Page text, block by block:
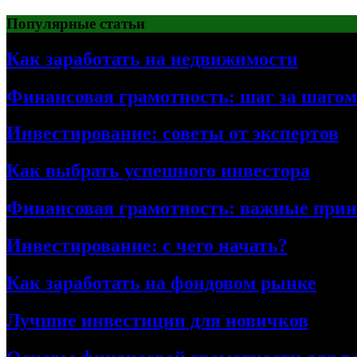
Перейти
к
содержимому
Популярные статьи
Как заработать на недвижимости
Финансовая грамотность: шаг за шагом
Инвестирование: советы от экспертов
Как выбрать успешного инвестора
Финансовая грамотность: важные
Инвестирование: с чего начать?
Как заработать на фондовом рынке
Лучшие инвестиции для новичков